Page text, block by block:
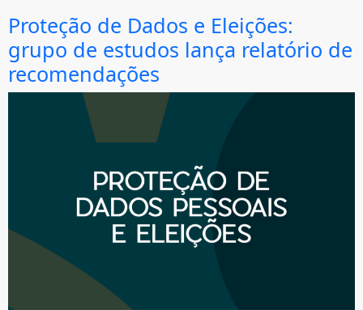
Proteção de Dados e Eleições:
grupo de estudos lança relatório de
recomendações